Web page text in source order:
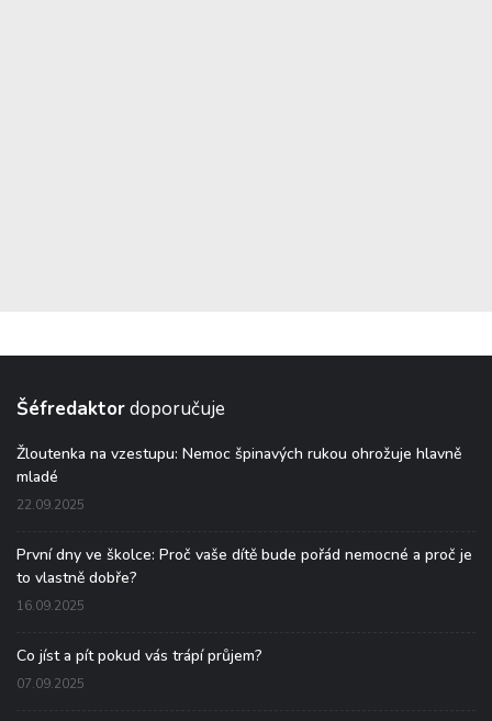
Šéfredaktordoporučuje
Žloutenka na vzestupu: Nemoc špinavých rukou ohrožuje hlavně
mladé
22.09.2025
První dny ve školce: Proč vaše dítě bude pořád nemocné a proč je
to vlastně dobře?
16.09.2025
Co jíst a pít pokud vás trápí průjem?
07.09.2025